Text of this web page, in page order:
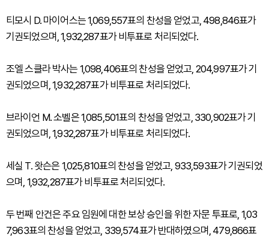
티모시 D. 마이어스는 1,069,557표의 찬성을 얻었고, 498,846표가
기권되었으며, 1,932,287표가 비투표로 처리되었다.
조엘 스클라 박사는 1,098,406표의 찬성을 얻었고, 204,997표가 기
권되었으며, 1,932,287표가 비투표로 처리되었다.
브라이언 M. 소벨은 1,085,501표의 찬성을 얻었고, 330,902표가 기
권되었으며, 1,932,287표가 비투표로 처리되었다.
세실 T. 왓슨은 1,025,810표의 찬성을 얻었고, 933,593표가 기권되었
으며, 1,932,287표가 비투표로 처리되었다.
두 번째 안건은 주요 임원에 대한 보상 승인을 위한 자문 투표로, 1,03
7,963표의 찬성을 얻었고, 339,574표가 반대하였으며, 479,866표